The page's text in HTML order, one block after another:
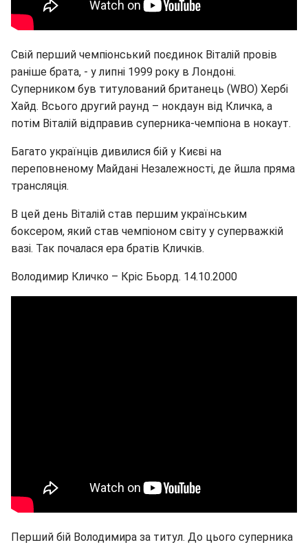
Свій перший чемпіонський поєдинок Віталій провів
раніше брата, - у липні 1999 року в Лондоні.
Суперником був титулований британець (WBO) Хербі
Хайд. Всього другий раунд – нокдаун від Кличка, а
потім Віталій відправив суперника-чемпіона в нокаут.
Багато українців дивилися бій у Києві на
переповненому Майдані Незалежності, де йшла пряма
трансляція.
В цей день Віталій став першим українським
боксером, який став чемпіоном світу у суперважкій
вазі. Так почалася ера братів Кличків.
Володимир Кличко – Кріс Бьорд. 14.10.2000
Перший бій Володимира за титул. До цього суперника